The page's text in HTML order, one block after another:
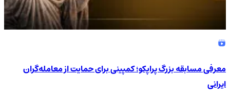
معرفی مسابقه بزرگ پراپکو؛ کمپینی برای حمایت از معامله‌گران
ایرانی